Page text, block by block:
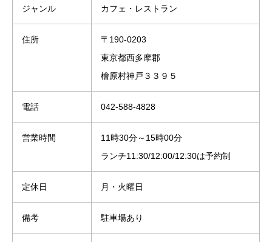
ジャンル カフェ・レストラン
住所
〒190-0203
東京都西多摩郡
檜原村神戸３３９５
電話 042-588-4828
営業時間
11時30分～15時00分
ランチ11:30/12:00/12:30は予約制
定休日 月・火曜日
備考 駐車場あり